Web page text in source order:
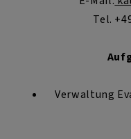
Tel.
Verwaltung